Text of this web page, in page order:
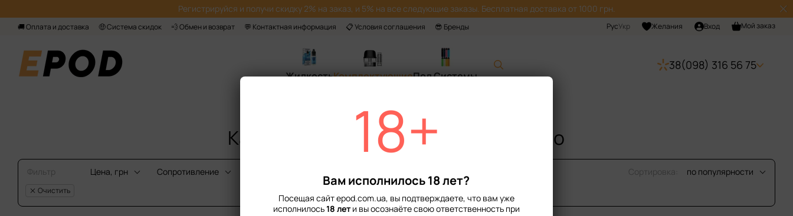
Регистрируйся‌ и получи скидку 2% на заказ, и 5% на все следующие заказы. Бесплатная доставка от 1000 грн.
🚚 Оплата и доставка 🤑 Система скидок 💨 Обмен и возврат 💬 Контактная информация 📋 Условия соглашения 😎 Бренды РусУкр Желания Вход Мой заказ
ЖидкостьКомплектующиеПод Системы
38(098) 316 56 75
📙 Каталог Комплектующие
Картриджи для под систем Vaporesso
Фильтр
Очистить
Цена, грн Сопротивление‌ Сортировка: по популярности
18+
Вам исполнилось 18 лет?
Посещая сайт epod.com.ua, вы подтверждаете, что вам уже
исполнилось18 лет и вы осознаёте свою ответственность при